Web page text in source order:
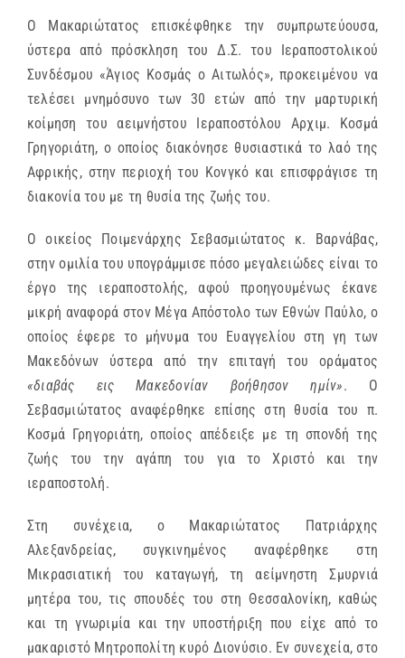
Ο Μακαριώτατος επισκέφθηκε την συμπρωτεύουσα,
ύστερα από πρόσκληση του Δ.Σ. του Ιεραποστολικού
Συνδέσμου «Άγιος Κοσμάς ο Αιτωλός», προκειμένου να
τελέσει μνημόσυνο των 30 ετών από την μαρτυρική
κοίμηση του αειμνήστου Ιεραποστόλου Αρχιμ. Κοσμά
Γρηγοριάτη, ο οποίος διακόνησε θυσιαστικά το λαό της
Αφρικής, στην περιοχή του Κονγκό και επισφράγισε τη
διακονία του με τη θυσία της ζωής του.
Ο οικείος Ποιμενάρχης Σεβασμιώτατος κ. Βαρνάβας,
στην ομιλία του υπογράμμισε πόσο μεγαλειώδες είναι το
έργο της ιεραποστολής, αφού προηγουμένως έκανε
μικρή αναφορά στον Μέγα Απόστολο των Εθνών Παύλο, ο
οποίος έφερε το μήνυμα του Ευαγγελίου στη γη των
Μακεδόνων ύστερα από την επιταγή του οράματος
«διαβάς εις Μακεδονίαν βοήθησον ημίν». Ο
Σεβασμιώτατος αναφέρθηκε επίσης στη θυσία του π.
Κοσμά Γρηγοριάτη, οποίος απέδειξε με τη σπονδή της
ζωής του την αγάπη του για το Χριστό και την
ιεραποστολή.
Στη συνέχεια, ο Μακαριώτατος Πατριάρχης
Αλεξανδρείας, συγκινημένος αναφέρθηκε στη
Μικρασιατική του καταγωγή, τη αείμνηστη Σμυρνιά
μητέρα του, τις σπουδές του στη Θεσσαλονίκη, καθώς
και τη γνωριμία και την υποστήριξη που είχε από το
μακαριστό Μητροπολίτη κυρό Διονύσιο. Εν συνεχεία, στο